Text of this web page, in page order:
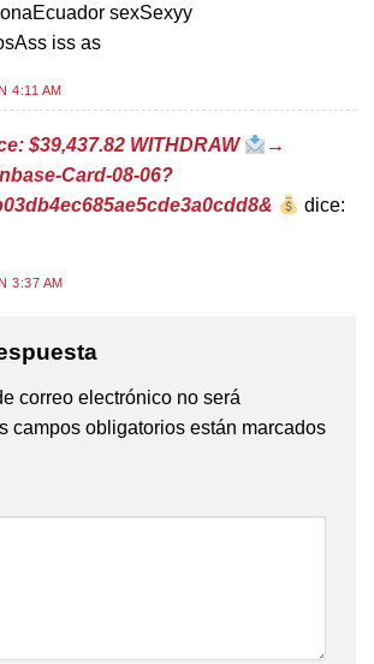
sexSexyy
iss as
4:11 AM
$39,437.82 WITHDRAW
→
Card-08-06?
dice:
3:37 AM
correo electrónico no será
campos obligatorios están marcados